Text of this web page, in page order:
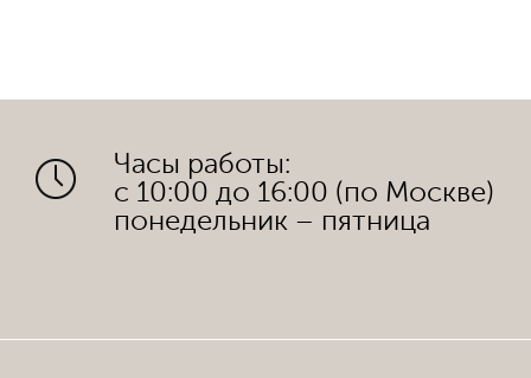
Часы работы:
с 10:00 до 16:00 (по Москве)
понедельник – пятница